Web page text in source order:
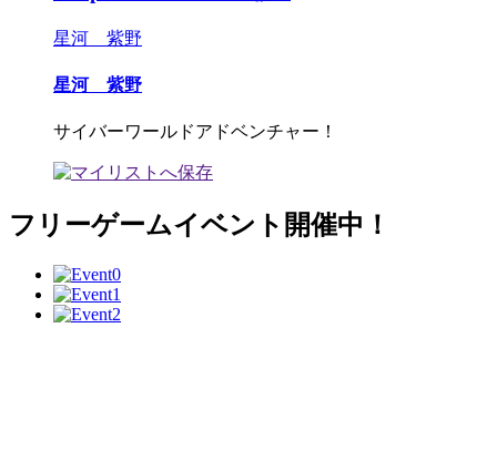
星河 紫野
星河 紫野
サイバーワールドアドベンチャー！
フリーゲームイベント開催中！